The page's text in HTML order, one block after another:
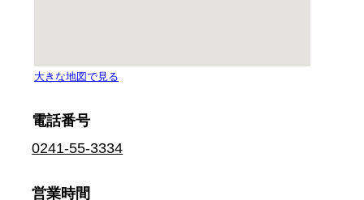
電話番号
0241-55-3334
営業時間